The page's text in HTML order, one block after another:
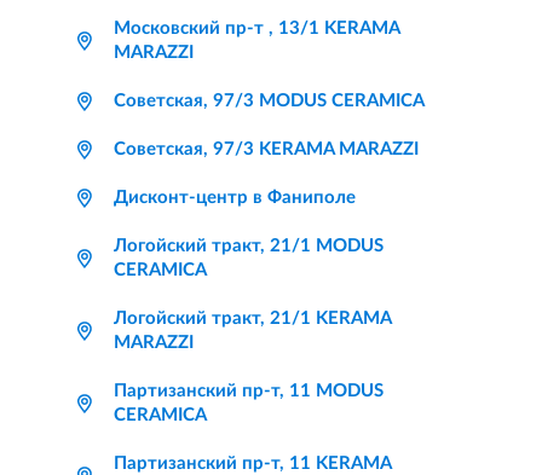
Московский пр-т , 13/1 KERAMA
MARAZZI
Советская, 97/3 MODUS CERAMICA
Советская, 97/3 KERAMA MARAZZI
Дисконт-центр в Фаниполе
Логойский тракт, 21/1 MODUS
CERAMICA
Логойский тракт, 21/1 KERAMA
MARAZZI
Партизанский пр-т, 11 MODUS
CERAMICA
Партизанский пр-т, 11 KERAMA